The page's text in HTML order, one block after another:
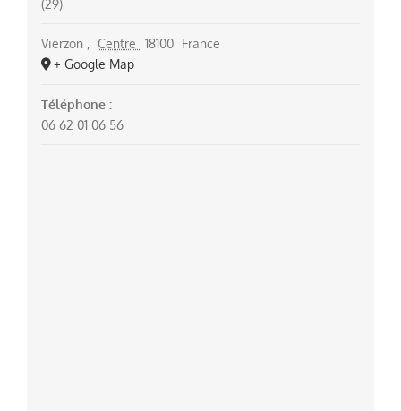
(29)
Vierzon , Centre 18100
France
+ Google Map
Téléphone :
06 62 01 06 56